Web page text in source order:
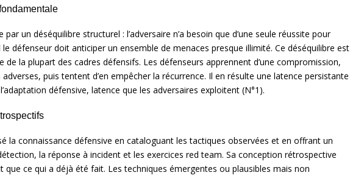
un déséquilibre structurel : l’adversaire n’a besoin que d’une seule réussite pour
défenseur doit anticiper un ensemble de menaces presque illimité. Ce déséquilibre est
de la plupart des cadres défensifs. Les défenseurs apprennent d’une compromission,
puis tentent d’en empêcher la récurrence. Il en résulte une latence persistante
défensive, latence que les adversaires exploitent (N°1).
la connaissance défensive en cataloguant les tactiques observées et en offrant un
la réponse à incident et les exercices red team. Sa conception rétrospective
que ce qui a déjà été fait. Les techniques émergentes ou plausibles mais non